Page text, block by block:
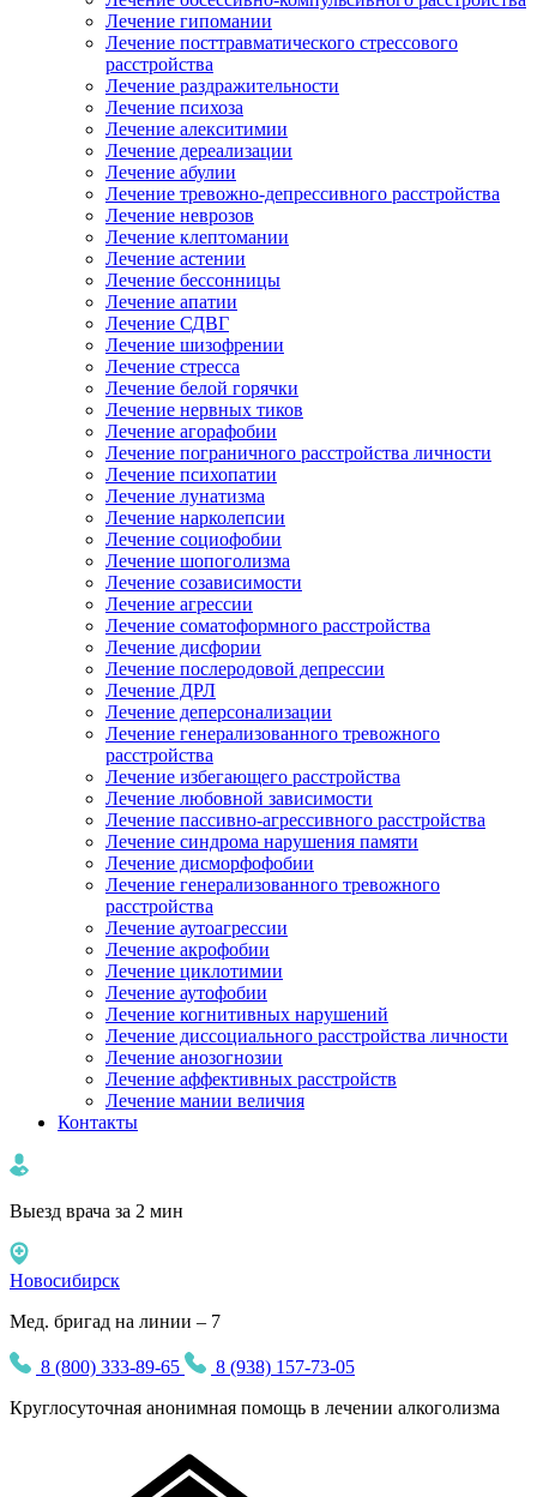
Лечение гипомании
Лечение посттравматического стрессового
расстройства
Лечение раздражительности
Лечение психоза
Лечение алекситимии
Лечение дереализации
Лечение абулии
Лечение тревожно-депрессивного расстройства
Лечение неврозов
Лечение клептомании
Лечение астении
Лечение бессонницы
Лечение апатии
Лечение СДВГ
Лечение шизофрении
Лечение стресса
Лечение белой горячки
Лечение нервных тиков
Лечение агорафобии
Лечение пограничного расстройства личности
Лечение психопатии
Лечение лунатизма
Лечение нарколепсии
Лечение социофобии
Лечение шопоголизма
Лечение созависимости
Лечение агрессии
Лечение соматоформного расстройства
Лечение дисфории
Лечение послеродовой депрессии
Лечение ДРЛ
Лечение деперсонализации
Лечение генерализованного тревожного
расстройства
Лечение избегающего расстройства
Лечение любовной зависимости
Лечение пассивно-агрессивного расстройства
Лечение синдрома нарушения памяти
Лечение дисморфофобии
Лечение генерализованного тревожного
расстройства
Лечение аутоагрессии
Лечение акрофобии
Лечение циклотимии
Лечение аутофобии
Лечение когнитивных нарушений
Лечение диссоциального расстройства личности
Лечение анозогнозии
Лечение аффективных расстройств
Лечение мании величия
Контакты
Выезд врача за 2 мин
Новосибирск
Мед. бригад на линии – 7
8 (800) 333-89-65
8 (938) 157-73-05
Круглосуточная анонимная помощь в лечении алкоголизма